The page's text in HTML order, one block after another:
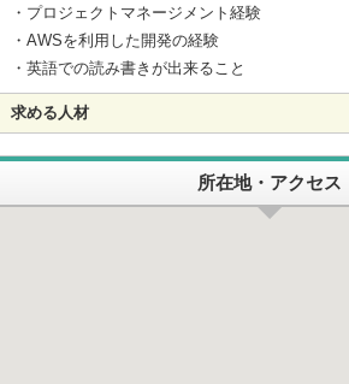
・プロジェクトマネージメント経験
・AWSを利用した開発の経験
・英語での読み書きが出来ること
求める人材
所在地・アクセス